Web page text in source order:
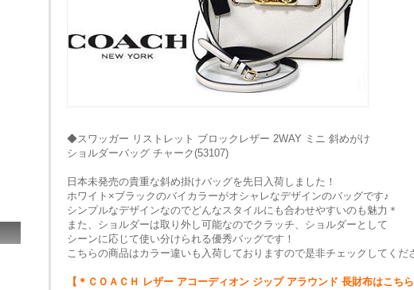
◆スワッガー リストレット ブロックレザー 2WAY ミニ 斜めがけ
ショルダーバッグ チャーク(53107)
日本未発売の貴重な斜め掛けバッグを先日入荷しました！
ホワイト×ブラックのバイカラーがオシャレなデザインのバッグです♪
シンプルなデザインなのでどんなスタイルにも合わせやすいのも魅力＊
また、ショルダーは取り外し可能なのでクラッチ、ショルダーとして
シーンに応じて使い分けられる優秀バッグです！
こちらの商品はカラー違いも入荷しておりますので是非チェックしてくだ
【＊ＣＯＡＣＨ レザー アコーディオン ジップ アラウンド 長財布はこちら